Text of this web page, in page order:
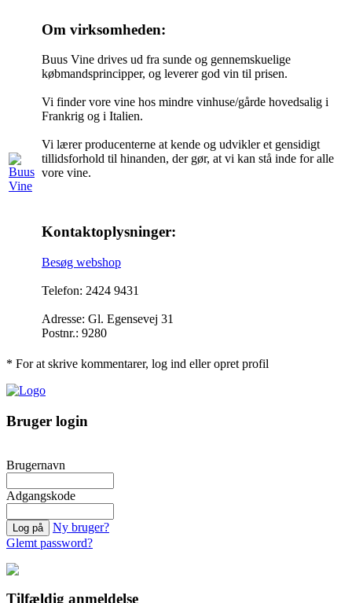
Om virksomheden:
Buus Vine drives ud fra sunde og gennemskuelige
købmandsprincipper, og leverer god vin til prisen.
Vi finder vore vine hos mindre vinhuse/gårde hovedsalig i
Frankrig og i Italien.
Vi lærer producenterne at kende og udvikler et gensidigt
tillidsforhold til hinanden, der gør, at vi kan stå inde for alle
vore vine.
Kontaktoplysninger:
Besøg webshop
Telefon: 2424 9431
Adresse: Gl. Egensevej 31
Postnr.: 9280
* For at skrive kommentarer, log ind eller opret profil
Bruger login
Brugernavn
Adgangskode
Ny bruger?
Glemt password?
Tilfældig anmeldelse